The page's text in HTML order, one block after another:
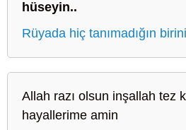
hüseyin..
Rüyada hiç tanımadığın
Allah razı olsun inşallah tez
hayallerime amin